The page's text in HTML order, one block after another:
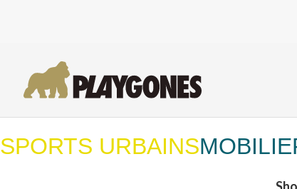
SPORTS URBAINS